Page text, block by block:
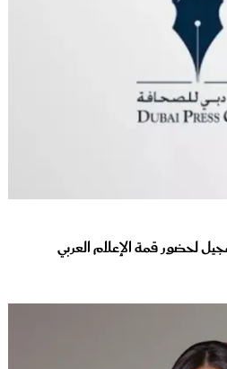
لحضور قمة الإعلام العربي